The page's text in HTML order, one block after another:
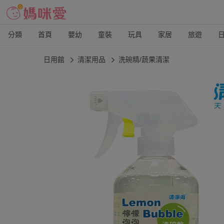
分類 首頁 嬰幼 童裝 玩具 家居 旅遊
日用館 清潔用品 洗碗精/蔬果清潔